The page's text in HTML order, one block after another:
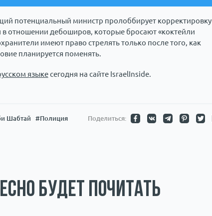
потенциальный министр пролоббирует корректировку
отношении дебоширов, которые бросают «коктейли
имеют право стрелять только после того, как
планируется поменять.
языкесегодня на сайте IsraelInside.
Шабтай #Полиция Поделиться:
будет почитать